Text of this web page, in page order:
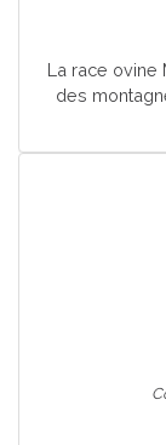
La race ovine
des